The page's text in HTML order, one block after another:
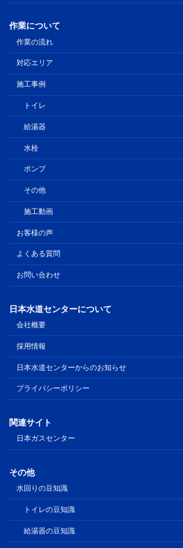
作業について
作業の流れ
対応エリア
施工事例
トイレ
給湯器
水栓
ポンプ
その他
施工動画
お客様の声
よくある質問
お問い合わせ
日本水道センターについて
会社概要
採用情報
日本水道センターからのお知らせ
プライバシーポリシー
関連サイト
日本ガスセンター
その他
水回りの豆知識
トイレの豆知識
給湯器の豆知識